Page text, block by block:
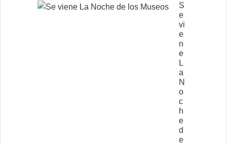
S
e
vi
e
n
e
L
a
N
o
c
h
e
d
e